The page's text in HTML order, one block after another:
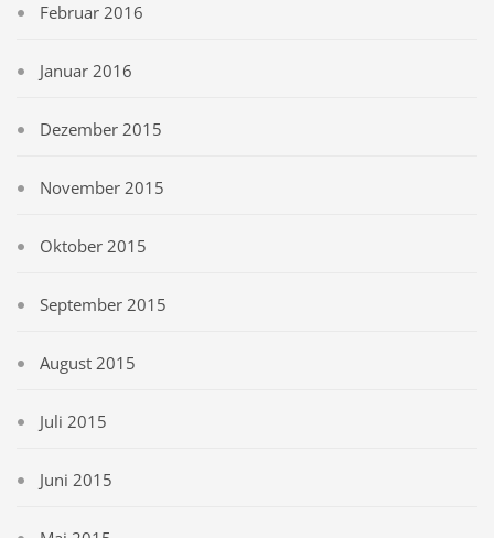
Februar 2016
Januar 2016
Dezember 2015
November 2015
Oktober 2015
September 2015
August 2015
Juli 2015
Juni 2015